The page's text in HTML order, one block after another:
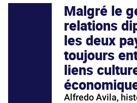
Malgré le
relations
les deux
toujours
liens
Alfredo Avila,